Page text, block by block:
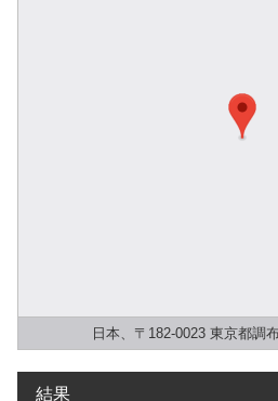
日本、〒182-0023 東京都調
結果